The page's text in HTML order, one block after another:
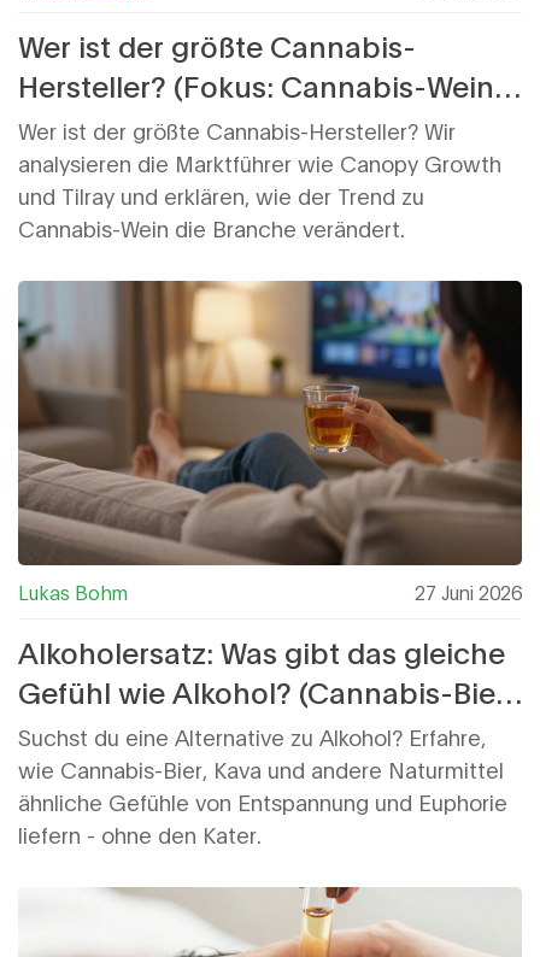
Wer ist der größte Cannabis-
Hersteller? (Fokus: Cannabis-Wein &
Industrie)
Wer ist der größte Cannabis-Hersteller? Wir
analysieren die Marktführer wie Canopy Growth
und Tilray und erklären, wie der Trend zu
Cannabis-Wein die Branche verändert.
Lukas Bohm 27 Juni 2026
Alkoholersatz: Was gibt das gleiche
Gefühl wie Alkohol? (Cannabis-Bier
& mehr)
Suchst du eine Alternative zu Alkohol? Erfahre,
wie Cannabis-Bier, Kava und andere Naturmittel
ähnliche Gefühle von Entspannung und Euphorie
liefern - ohne den Kater.